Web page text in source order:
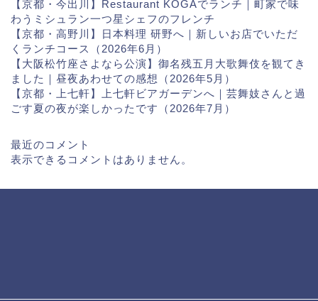
【京都・今出川】Restaurant KOGAでランチ｜町家で味
わうミシュラン一つ星シェフのフレンチ
【京都・高野川】日本料理 研野へ｜新しいお店でいただ
くランチコース（2026年6月）
【大阪松竹座さよなら公演】御名残五月大歌舞伎を観てき
ました｜昼夜あわせての感想（2026年5月）
【京都・上七軒】上七軒ビアガーデンへ｜芸舞妓さんと過
ごす夏の夜が楽しかったです（2026年7月）
最近のコメント
表示できるコメントはありません。